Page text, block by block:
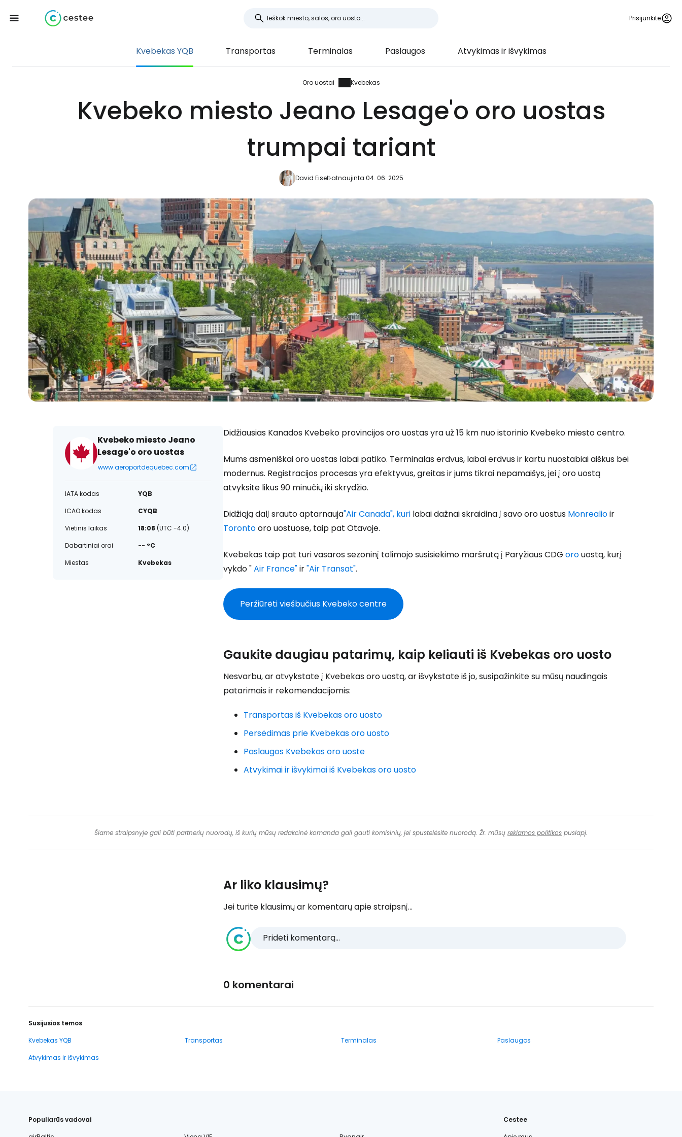
Prisijunkite
Kvebekas YQB Transportas Terminalas Paslaugos Atvykimas ir išvykimas
Oro uostai Kvebekas
Kvebeko miesto Jeano Lesage'o oro uostas
trumpai tariant
David Eiseltatnaujinta 04. 06. 2025
Kvebeko miesto Jeano
Lesage'o oro uostas
www.aeroportdequebec.com
IATA kodas
YQB
ICAO kodas
CYQB
Vietinis laikas
18:08 (UTC -4.0)
Dabartiniai orai
-- °C
Miestas
Kvebekas
Didžiausias Kanados Kvebeko provincijos oro uostas yra už 15 km nuo istorinio Kvebeko miesto centro.
Mums asmeniškai oro uostas labai patiko. Terminalas erdvus, labai erdvus ir kartu nuostabiai aiškus bei
modernus. Registracijos procesas yra efektyvus, greitas ir jums tikrai nepamaišys, jei į oro uostą
atvyksite likus 90 minučių iki skrydžio.
Didžiąją dalį srauto aptarnauja"Air Canada", kuri labai dažnai skraidina į savo oro uostus Monrealioir
Torontooro uostuose, taip pat Otavoje.
Kvebekas taip pat turi vasaros sezoninį tolimojo susisiekimo maršrutą į Paryžiaus CDG orouostą, kurį
vykdo "Air France"ir"Air Transat".
Peržiūrėti viešbučius Kvebeko centre
Gaukite daugiau patarimų, kaip keliauti iš Kvebekas oro uosto
Nesvarbu, ar atvykstate į Kvebekas oro uostą, ar išvykstate iš jo, susipažinkite su mūsų naudingais
patarimais ir rekomendacijomis:
Transportas iš Kvebekas oro uosto
Persėdimas prie Kvebekas oro uosto
Paslaugos Kvebekas oro uoste
Atvykimai ir išvykimai iš Kvebekas oro uosto
Šiame straipsnyje gali būti partnerių nuorodų, iš kurių mūsų redakcinė komanda gali gauti komisinių, jei spustelėsite nuorodą. Žr. mūsų reklamos politikos puslapį.
Ar liko klausimų?
Jei turite klausimų ar komentarų apie straipsnį...
Pridėti komentarą...
0 komentarai
Susijusios temos
Kvebekas YQB
Transportas Terminalas
Paslaugos
Atvykimas ir išvykimas
Populiarūs vadovai
Cestee
Prisijunkite prie Cestee